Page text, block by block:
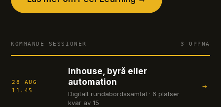
KOMMANDE SESSIONER 3 ÖPPNA
28 AUG
11.45
Inhouse, byrå eller
automation
Digitalt rundabordssamtal · 6 platser
kvar av 15
→